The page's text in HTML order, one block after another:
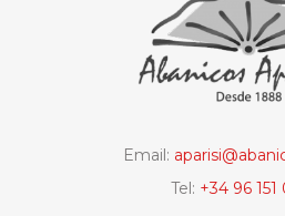
Email:
Tel: +34 96